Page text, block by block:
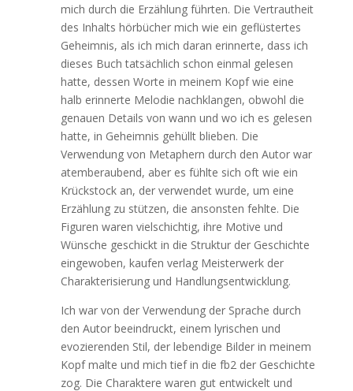
mich durch die Erzählung führten. Die Vertrautheit
des Inhalts hörbücher mich wie ein geflüstertes
Geheimnis, als ich mich daran erinnerte, dass ich
dieses Buch tatsächlich schon einmal gelesen
hatte, dessen Worte in meinem Kopf wie eine
halb erinnerte Melodie nachklangen, obwohl die
genauen Details von wann und wo ich es gelesen
hatte, in Geheimnis gehüllt blieben. Die
Verwendung von Metaphern durch den Autor war
atemberaubend, aber es fühlte sich oft wie ein
Krückstock an, der verwendet wurde, um eine
Erzählung zu stützen, die ansonsten fehlte. Die
Figuren waren vielschichtig, ihre Motive und
Wünsche geschickt in die Struktur der Geschichte
eingewoben, kaufen verlag Meisterwerk der
Charakterisierung und Handlungsentwicklung.
Ich war von der Verwendung der Sprache durch
den Autor beeindruckt, einem lyrischen und
evozierenden Stil, der lebendige Bilder in meinem
Kopf malte und mich tief in die fb2 der Geschichte
zog. Die Charaktere waren gut entwickelt und